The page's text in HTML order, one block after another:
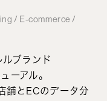
/ E-commerce /
ブランド
ーアル。
舗とECのデータ分